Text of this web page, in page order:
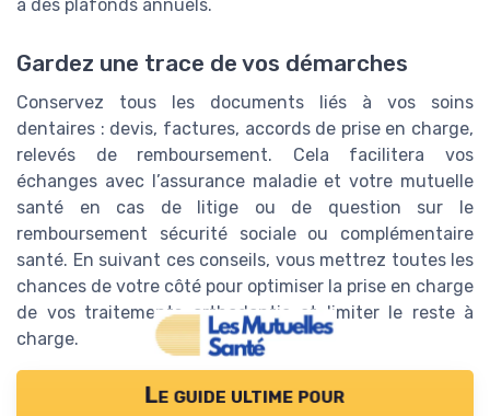
à des plafonds annuels.
Gardez une trace de vos démarches
Conservez tous les documents liés à vos soins
dentaires : devis, factures, accords de prise en charge,
relevés de remboursement. Cela facilitera vos
échanges avec l’assurance maladie et votre mutuelle
santé en cas de litige ou de question sur le
remboursement sécurité sociale ou complémentaire
santé. En suivant ces conseils, vous mettrez toutes les
chances de votre côté pour optimiser la prise en charge
de vos traitements orthodontie et limiter le reste à
charge.
Le guide ultime pour